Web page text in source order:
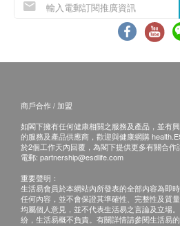
商戶合作 / 加盟
如閣下擁有任何健康相關之服務及產品，並有
的服務及產品供應商，歡迎與健康網購
於2個工作天內回覆，為閣下提供更多有關合作
電郵: partnership@esdlife.com
重要聲明：
生活易會員於本網站內所發表的全部內容為即
任何內容，並不會保證其準確性、完整性及質
均屬個人意見，並不代表生活易之言論及立場
紛，生活易概不負責。有關詳情請參閱生活易的